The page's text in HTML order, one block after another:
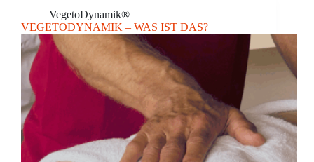
VegetoDynamik®
VEGETODYNAMIK – WAS IST DAS?